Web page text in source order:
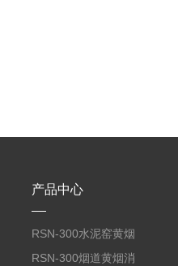
产品中心
RSN-300水泥窑黄烟
消除剂
RSN-300烟道黄烟消